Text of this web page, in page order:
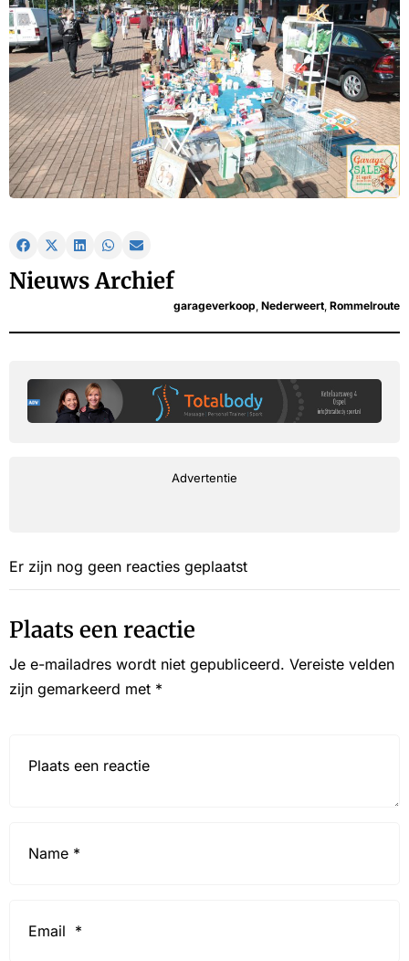
Nieuws Archief
garageverkoop, Nederweert, Rommelroute
Advertentie
Er zijn nog geen reacties geplaatst
Plaats een reactie
Je e-mailadres wordt niet gepubliceerd. Vereiste velden
zijn gemarkeerd met *